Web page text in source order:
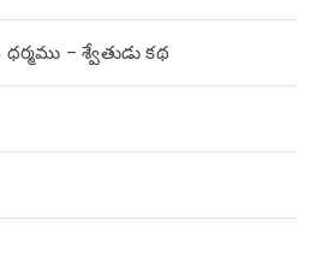
– శ్వేతుడు కథ